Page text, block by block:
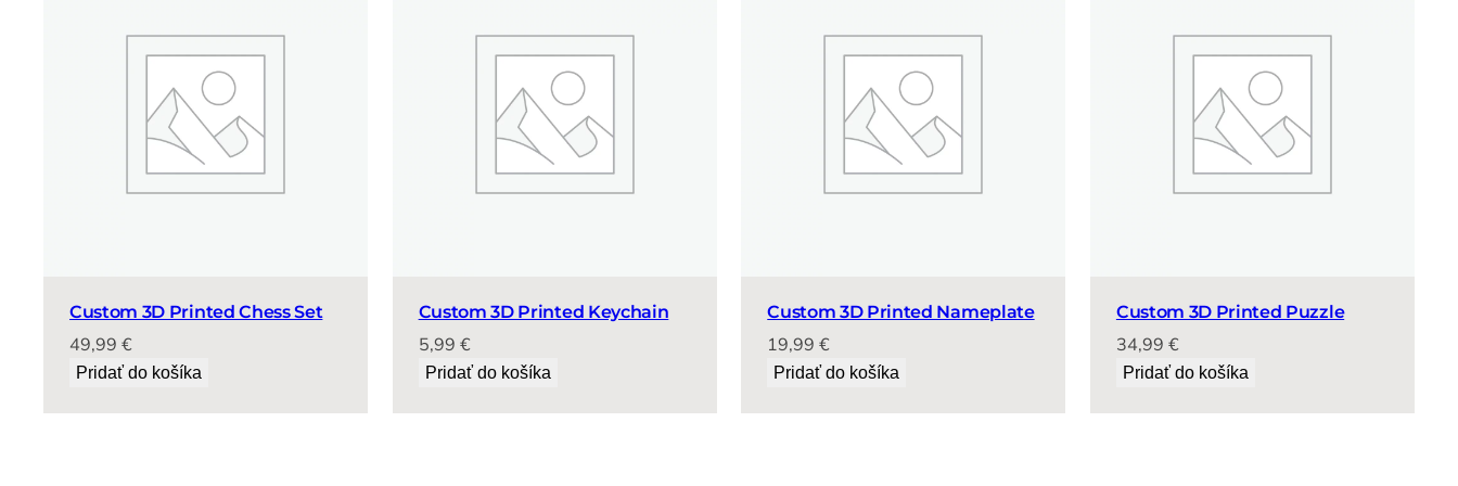
Custom 3D Printed Chess Set
49,99 €
Pridať do košíka
Custom 3D Printed Keychain
5,99 €
Pridať do košíka
Custom 3D Printed Nameplate
19,99€
Pridať do košíka
Custom 3D Printed Puzzle
34,99 €
Pridať do košíka